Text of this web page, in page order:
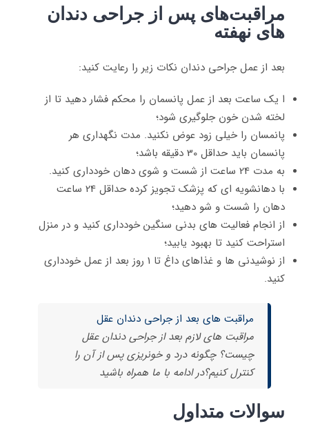
مراقبت‌های پس از جراحی دندان
های نهفته
بعد از عمل جراحی دندان نکات زیر را رعایت کنید:
ا یک ساعت بعد از عمل پانسمان را محکم فشار دهید تا از
لخته شدن خون جلوگیری شود؛
پانمسان را خیلی زود عوض نکنید. مدت نگهداری هر
پانسمان باید حداقل 30 دقیقه باشد؛
به مدت 24 ساعت از شست و شوی دهان خودداری کنید.
با دهانشویه ای که پزشک تجویز کرده حداقل 24 ساعت
دهان را شست و شو دهید؛
از انجام فعالیت های بدنی سنگین خودداری کنید و در منزل
استراحت کنید تا بهبود یابید؛
از نوشیدنی ها و غذاهای داغ تا 1 روز بعد از عمل خودداری
کنید.
مراقبت های بعد از جراحی دندان عقل
مراقبت های لازم بعد از جراحی دندان عقل
چیست؟ چگونه درد و خونریزی پس از آن را
کنترل کنیم؟در ادامه با ما همراه باشید
سوالات متداول